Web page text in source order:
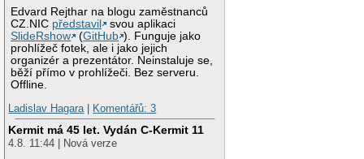
Edvard Rejthar na blogu zaměstnanců
CZ.NIC představil
svou aplikaci
SlideRshow
(GitHub ). Funguje jako
prohlížeč fotek, ale i jako jejich
organizér a prezentátor. Neinstaluje se,
běží přímo v prohlížeči. Bez serveru.
Offline.
Ladislav Hagara| Komentářů: 3
Kermit má 45 let. Vydán C-Kermit 11
4.8. 11:44 | Nová verze